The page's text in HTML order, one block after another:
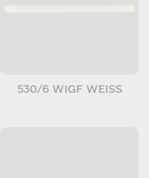
530/6 WIGF WEISS